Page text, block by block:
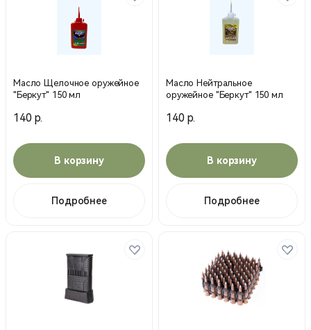
Масло Щелочное оружейное
"Беркут" 150 мл
140 р.
В корзину
Подробнее
Масло Нейтральное
оружейное "Беркут" 150 мл
140 р.
В корзину
Подробнее